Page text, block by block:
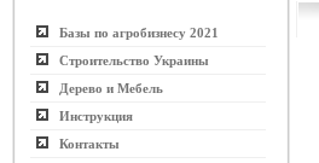
Базы по агробизнесу 2021
Строительство Украины
Дерево и Мебель
Инструкция
Контакты